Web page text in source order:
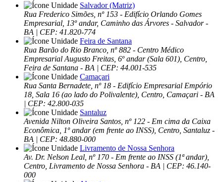
Salvador (Matriz)
Rua Frederico Simões, nº 153 - Edifício Orlando Gomes
Empresarial, 13º andar, Caminho das Árvores - Salvador -
BA | CEP: 41.820-774
Feira de Santana
Rua Barão do Rio Branco, nº 882 - Centro Médico
Empresarial Augusto Freitas, 6º andar (Sala 601), Centro,
Feira de Santana - BA | CEP: 44.001-535
Camaçari
Rua Santa Bernadete, nº 18 - Edifício Empresarial Empório
18, Sala 16 (ao lado do Polivalente), Centro, Camaçari - BA
| CEP: 42.800-035
Santaluz
Avenida Nilton Oliveira Santos, nº 122 - Em cima da Caixa
Econômica, 1º andar (em frente ao INSS), Centro, Santaluz -
BA | CEP: 48.880-000
Livramento de Nossa Senhora
Av. Dr. Nelson Leal, nº 170 - Em frente ao INSS (1ª andar),
Centro, Livramento de Nossa Senhora - BA | CEP: 46.140-
000